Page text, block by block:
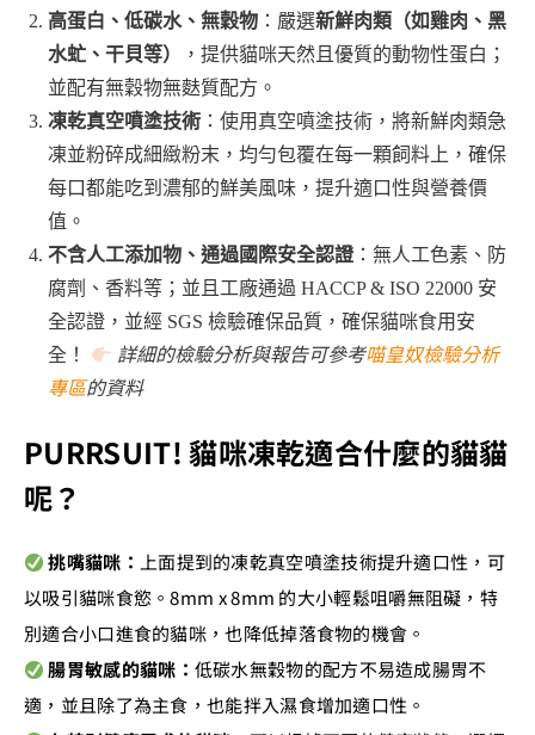
高蛋白、低碳水、無穀物 ：嚴選新鮮肉類（如雞肉、黑
水虻、干貝等）
，提供貓咪天然且優質的動物性蛋白；
並配有無穀物無麩質配方。
凍乾真空噴塗技術 ：使用真空噴塗技術，將新鮮肉類急
凍並粉碎成細緻粉末，均勻包覆在每一顆飼料上，確保
每口都能吃到濃郁的鮮美風味，提升適口性與營養價
值。
不含人工添加物、通過國際安全認證 ：無人工色素、防
腐劑、香料等；並且工廠通過 HACCP & ISO 22000 安
全認證，並經 SGS 檢驗確保品質，確保貓咪食用安
全！
詳細的檢驗分析與報告可參考喵皇奴檢驗分析
專區的資料
PURRSUIT! 貓咪凍乾適合什麼的貓貓
呢？
挑嘴貓咪： 上面提到的凍乾真空噴塗技術提升適口性，可
以吸引貓咪食慾。8mm x 8mm 的大小輕鬆咀嚼無阻礙，特
別適合小口進食的貓咪，也降低掉落食物的機會。
腸胃敏感的貓咪： 低碳水無穀物的配方不易造成腸胃不
適，並且除了為主食，也能拌入濕食增加適口性。